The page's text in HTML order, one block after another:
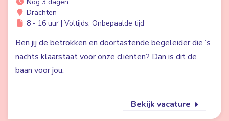
Drachten
8 - 16 uur | Voltijds, Onbepaalde tijd
Ben jij de betrokken en doortastende begeleider die ’s
nachts klaarstaat voor onze cliënten? Dan is dit de
baan voor jou.
Bekijk vacature